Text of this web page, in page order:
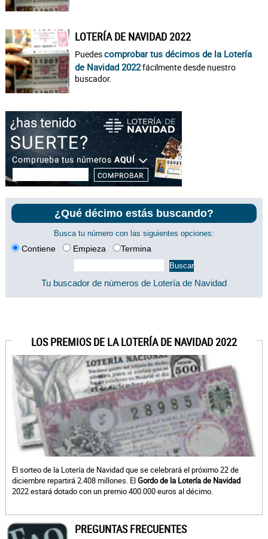
LOTERÍA DE NAVIDAD 2022
Puedescomprobar tus décimos de la Lotería
de Navidad 2022fácilmente desde nuestro
buscador.
¿Qué décimo estás buscando?
Busca tu número con las siguientes opciones:
Contiene Empieza Termina
Tu buscador de números de Lotería de Navidad
LOS PREMIOS DE LA LOTERÍA DE NAVIDAD 2022
El sorteo de la Lotería de Navidad que se celebrará el próximo 22 de
diciembre repartirá 2.408 millones. ElGordo de la Lotería de Navidad
2022 estará dotado con un premio 400.000 euros al décimo.
PREGUNTAS FRECUENTES